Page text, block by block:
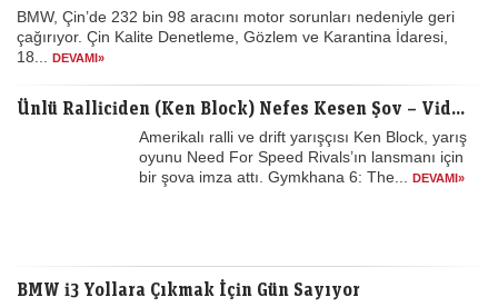
BMW, Çin’de 232 bin 98 aracını motor sorunları nedeniyle geri
çağırıyor. Çin Kalite Denetleme, Gözlem ve Karantina İdaresi,
18...
DEVAMI»
Ünlü Ralliciden (Ken Block) Nefes Kesen Şov – Vid...
Amerikalı ralli ve drift yarışçısı Ken Block, yarış
oyunu Need For Speed Rivals’ın lansmanı için
bir şova imza attı. Gymkhana 6: The...
DEVAMI»
BMW i3 Yollara Çıkmak İçin Gün Sayıyor